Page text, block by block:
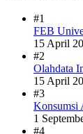
#1
FEB
15 April
#2
Olahdata
15 April
#3
Konsumsi
1
#4